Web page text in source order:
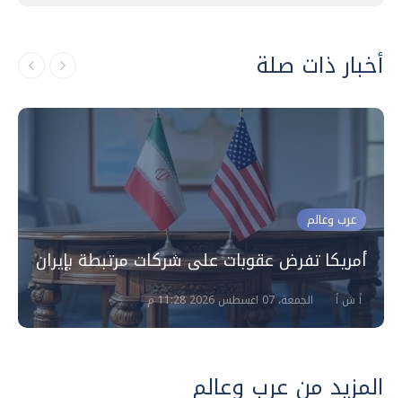
أخبار ذات صلة
عرب وعالم
أمريكا تفرض عقوبات على شركات مرتبطة بإيران
أ ش أ الجمعة، 07 اغسطس 2026 11:28 م
المزيد من عرب وعالم